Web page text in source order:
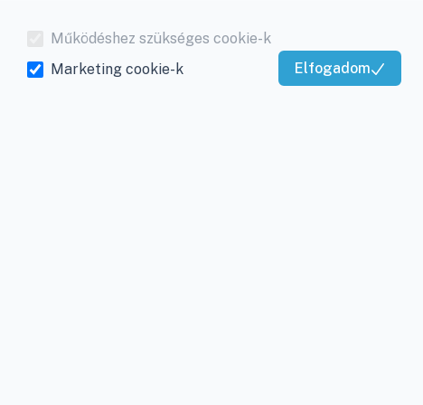
Működéshez szükséges cookie-k
Marketing cookie-k
Elfogadom